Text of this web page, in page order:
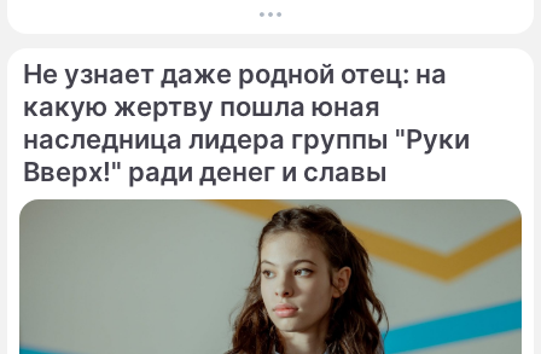
годами происходит на экране главного
Генеральный директор мощнейшего
холдинга "Газпром-медиа" Александр Жаров
решился на неожидаемый и крайне острый
демарш.
Не узнает даже родной отец: на
какую жертву пошла юная
наследница лидера группы "Руки
Вверх!" ради денег и славы